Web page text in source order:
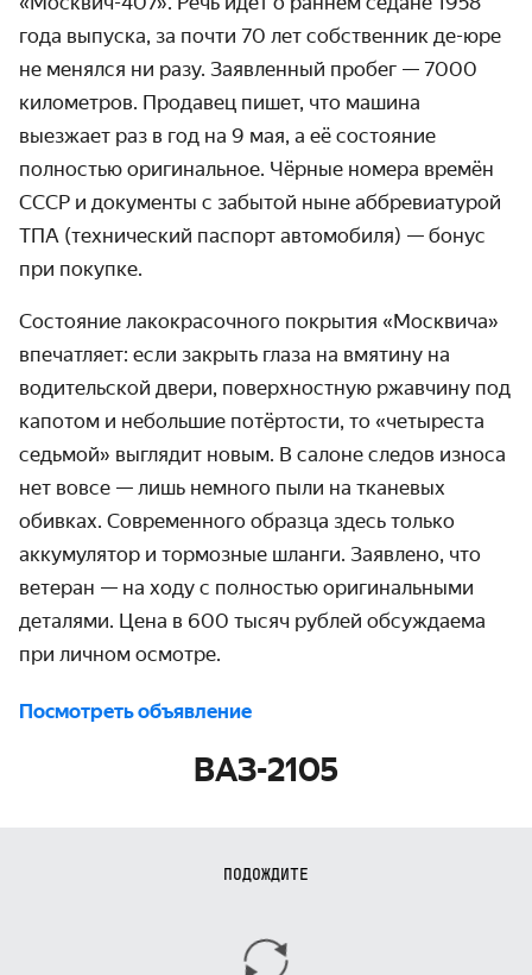
года выпуска, за почти 70 лет собственник де-юре
не менялся ни разу. Заявленный пробег — 7000
километров. Продавец пишет, что машина
выезжает раз в год на 9 мая, а её состояние
полностью оригинальное. Чёрные номера времён
СССР и документы с забытой ныне аббревиатурой
ТПА (технический паспорт автомобиля) — бонус
при покупке.
Состояние лакокрасочного покрытия «Москвича»
впечатляет: если закрыть глаза на вмятину на
водительской двери, поверхностную ржавчину под
капотом и небольшие потёртости, то «четыреста
седьмой» выглядит новым. В салоне следов износа
нет вовсе — лишь немного пыли на тканевых
обивках. Современного образца здесь только
аккумулятор и тормозные шланги. Заявлено, что
ветеран — на ходу с полностью оригинальными
деталями. Цена в 600 тысяч рублей обсуждаема
при личном осмотре.
Посмотреть объявление
ВАЗ-2105
ПОДОЖДИТЕ